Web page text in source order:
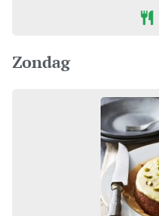
Zondag